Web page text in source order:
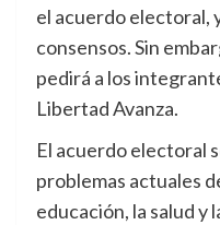
el acuerdo electoral,
consensos. Sin
pedirá a los
Libertad Avanza.
El acuerdo electoral
problemas actuales
educación, la salud y